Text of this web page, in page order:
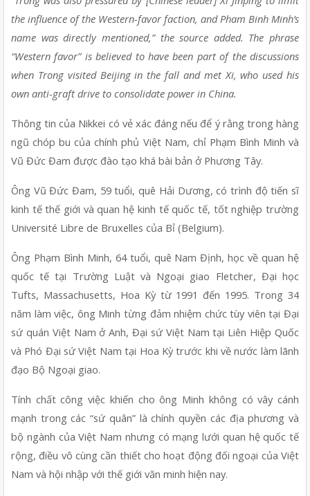
the influence of the Western-favor faction, and Pham Binh Minh’s
name was directly mentioned,” the source added. The phrase
“Western favor” is believed to have been part of the discussions
when Trong visited Beijing in the fall and met Xi, who used his
own anti-graft drive to consolidate power in China.
Thông tin của Nikkei có vẻ xác đáng nếu để ý rằng trong hàng
ngũ chóp bu của chính phủ Việt Nam, chỉ Phạm Bình Minh và
Vũ Đức Đam được đào tạo khá bài bản ở Phương Tây.
Ông Vũ Đức Đam, 59 tuổi, quê Hải Dương, có trình độ tiến sĩ
kinh tế thế giới và quan hệ kinh tế quốc tế, tốt nghiệp trường
Université Libre de Bruxelles của Bỉ (Belgium).
Ông Phạm Bình Minh, 64 tuổi, quê Nam Định, học về quan hệ
quốc tế tại Trường Luật và Ngoại giao Fletcher, Đại học
Tufts, Massachusetts, Hoa Kỳ từ 1991 đến 1995. Trong 34
năm làm việc, ông Minh từng đảm nhiệm chức tùy viên tại Đại
sứ quán Việt Nam ở Anh, Đại sứ Việt Nam tại Liên Hiệp Quốc
và Phó Đại sứ Việt Nam tại Hoa Kỳ trước khi về nước làm lãnh
đạo Bộ Ngoại giao.
Tính chất công việc khiến cho ông Minh không có vây cánh
mạnh trong các “sứ quân” là chính quyền các địa phương và
bộ ngành của Việt Nam nhưng có mạng lưới quan hệ quốc tế
rộng, điều vô cùng cần thiết cho hoạt động đối ngoại của Việt
Nam và hội nhập với thế giới văn minh hiện nay.